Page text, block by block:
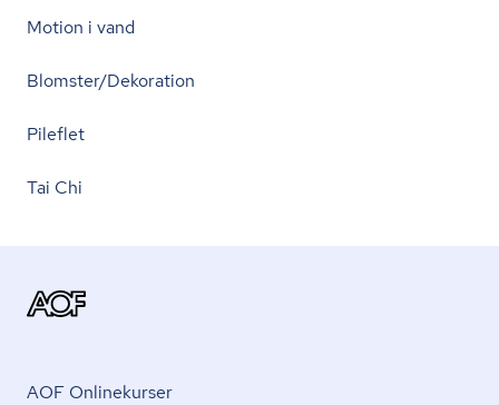
Motion i vand
Blomster/Dekoration
Pileflet
Tai Chi
AOF Onlinekurser